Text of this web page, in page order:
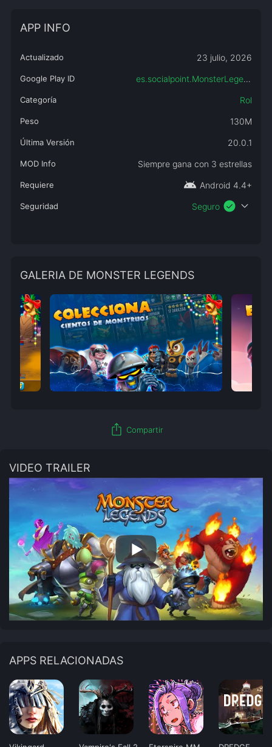
APP INFO
Actualizado 23 julio, 2026
Google Play ID es.socialpoint.MonsterLegends
Categoría Rol
Peso 130M
Última Versión 20.0.1
MOD Info Siempre gana con 3 estrellas
Requiere android Android 4.4+
Seguridad Seguro check_circle expand_more
GALERIA DE MONSTER LEGENDS
ios_share Compartir
VIDEO TRAILER
APPS RELACIONADAS